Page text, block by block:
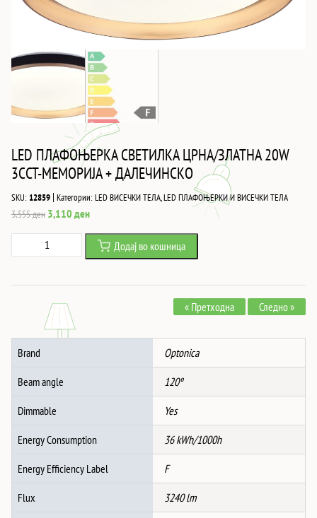
LED ПЛАФОЊЕРКА СВЕТИЛКА ЦРНА/ЗЛАТНА 20W
3CCT-МЕМОРИЈА + ДАЛЕЧИНСКО
SKU:12859 | Категории:LED ВИСЕЧКИ ТЕЛА,LED ПЛАФОЊЕРКИ И ВИСЕЧКИ ТЕЛА
3,555ден Original
was:
3,555 ден.
3,110 денCurrent
3,110 ден.
ПЛАФОЊЕРКА
3CCT-
МЕМОРИЈА
количина
Додај во кошница
« Претходна Следно »
Brand Optonica
Beam angle 120º
Dimmable Yes
Energy Consumption 36 kWh/1000h
Energy Efficiency Label F
Flux 3240 lm